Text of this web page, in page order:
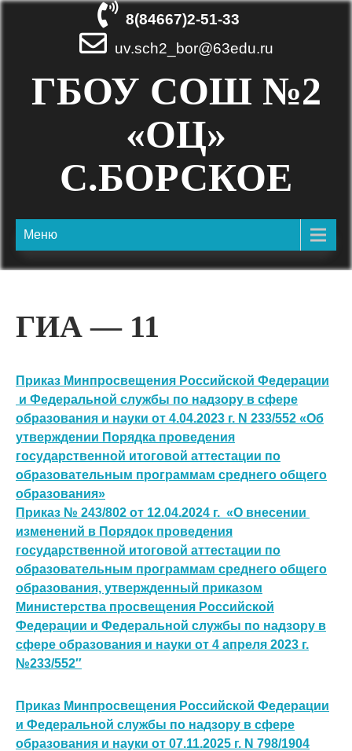
8(84667)2-51-33
uv.sch2_bor@63edu.ru
ГБОУ СОШ №2
«ОЦ»
С.БОРСКОЕ
Меню
ГИА — 11
Приказ Минпросвещения Российской Федерации
и Федеральной службы по надзору в сфере
образования и науки от 4.04.2023 г. N 233/552 «Об
утверждении Порядка проведения
государственной итоговой аттестации по
образовательным программам среднего общего
образования»
Приказ № 243/802 от 12.04.2024 г. «О внесении
изменений в Порядок проведения
государственной итоговой аттестации по
образовательным программам среднего общего
образования, утвержденный приказом
Министерства просвещения Российской
Федерации и Федеральной службы по надзору в
сфере образования и науки от 4 апреля 2023 г.
№233/552″
Приказ Минпросвещения Российской Федерации
и Федеральной службы по надзору в сфере
образования и науки от 07.11.2025 г. N 798/1904